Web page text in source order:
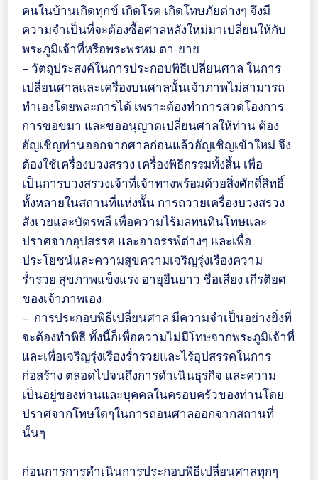
คนในบ้านเกิดทุกข์ เกิดโรค เกิดโทษภัยต่างๆ จึงมี
ความจำเป็นที่จะต้องซื้อศาลหลังใหม่มาเปลี่ยนให้กับ
พระภูมิเจ้าที่หรือพระพรหม ตา-ยาย
– วัตถุประสงค์ในการประกอบพิธีเปลี่ยนศาล ในการ
เปลี่ยนศาลและเครื่องบนศาลนั้นเจ้าภาพไม่สามารถ
ทำเองโดยพละการได้ เพราะต้องทำการสวดโองการ
การขอขมา และขออนุญาตเปลี่ยนศาลให้ท่าน ต้อง
อัญเชิญท่านออกจากศาลก่อนแล้วอัญเชิญเข้าใหม่ จึง
ต้องใช้เครื่องบวงสรวง เครื่องพิธีกรรมทั้งสิ้น เพื่อ
เป็นการบวงสรวงเจ้าที่เจ้าทางพร้อมด้วยสิ่งศักดิ์สิทธิ์
ทั้งหลายในสถานที่แห่งนั้น การถวายเครื่องบวงสรวง
สังเวยและบัตรพลี เพื่อความไร้มลทนทินโทษและ
ปราศจากอุปสรรค และอาถรรพ์ต่างๆ และเพื่อ
ประโยชน์และความสุขความเจริญรุ่งเรืองความ
ร่ำรวย สุขภาพแข็งแรง อายุยืนยาว ชื่อเสียง เกีรติยศ
ของเจ้าภาพเอง
– การประกอบพิธีเปลี่ยนศาล มีความจำเป็นอย่างยิ่งที่
จะต้องทำพิธี ทั้งนี้ก็เพื่อความไม่มีโทษจากพระภูมิเจ้าที่
และเพื่อเจริญรุ่งเรืองร่ำรวยและไร้อุปสรรคในการ
ก่อสร้าง ตลอดไปจนถึงการดำเนินธุรกิจ และความ
เป็นอยู่ของท่านและบุคคลในครอบครัวของท่านโดย
ปราศจากโทษใดๆในการถอนศาลออกจากสถานที่
นั้นๆ
ก่อนการการดำเนินการประกอบพิธีเปลี่ยนศาลทุกๆ